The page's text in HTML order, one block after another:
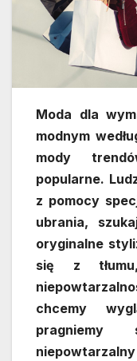
Moda dla
modnym
mody
popularne.
z pomocy
ubrania,
oryginalne
się z
chcemy